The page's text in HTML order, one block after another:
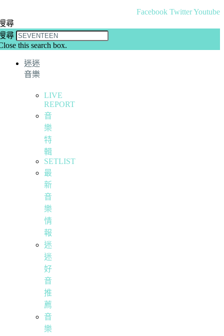
Facebook TwitterYoutube
尋
尋
this search box.
迷迷
音樂
LIVE
REPORT
音
樂
特
輯
SETLIST
最
新
音
樂
情
報
迷
迷
好
音
推
薦
音
樂